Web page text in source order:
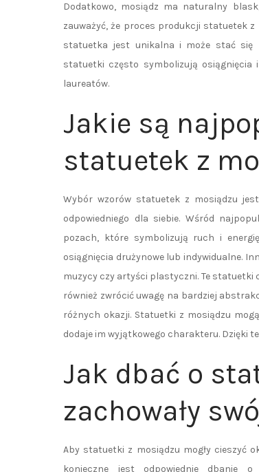
Dodatkowo, mosiądz ma naturalny
zauważyć, że proces produkcji statuetek
statuetka jest unikalna i może stać się
statuetki często symbolizują osiągnięcia
laureatów.
Jakie są
statuetek z
Wybór wzorów statuetek z mosiądzu
odpowiedniego dla siebie. Wśród
pozach, które symbolizują ruch i
osiągnięcia drużynowe lub indywidualne.
muzycy czy artyści plastyczni. Te
również zwrócić uwagę na bardziej
różnych okazji. Statuetki z mosiądzu
dodaje im wyjątkowego charakteru. Dzięki
Jak dbać o
zachowały
Aby statuetki z mosiądzu mogły cieszyć
konieczne jest odpowiednie dbanie